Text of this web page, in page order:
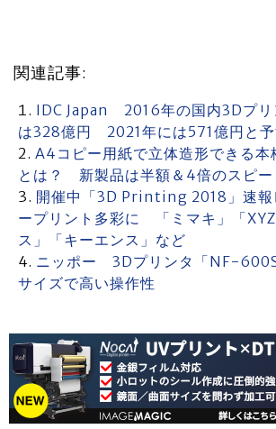
関連記事:
IDC Japan 2016年の国内3Dプリ
は328億円 2021年には571億円と予
A4コピー用紙で立体造形できる本
とは？ 新製品は半額＆4倍のスピー
開催中「3D Printing 2018」速
ープリント多彩に 「ミマキ」「
ス」「キーエンス」など
ニッポー 3Dプリンタ「NF-
サイズで高い操作性